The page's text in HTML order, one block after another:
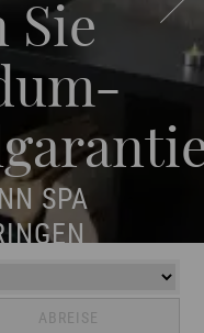
Sie
SPA
ABREISE